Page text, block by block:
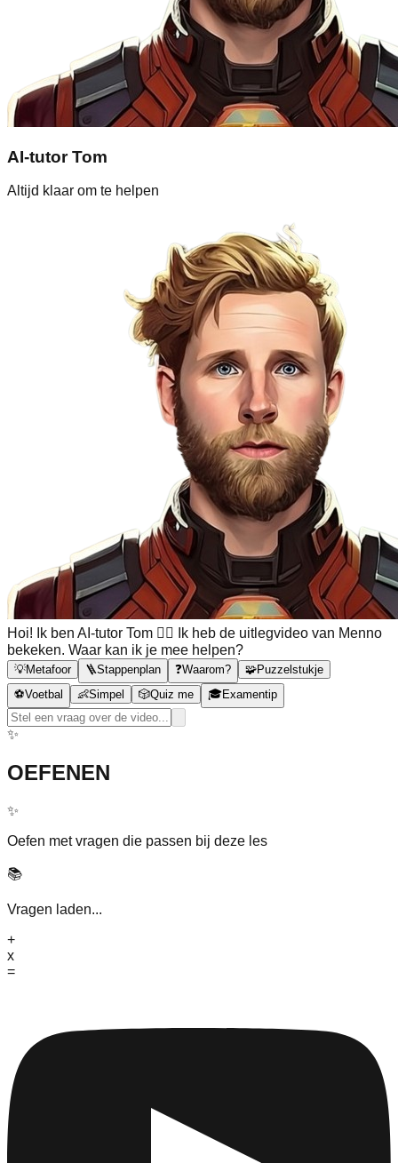
AI-tutor Tom
Altijd klaar om te helpen
Hoi! Ik ben AI-tutor Tom 🙋‍♂️ Ik heb de uitlegvideo van Menno
bekeken. Waar kan ik je mee helpen?
💡Metafoor 🪜Stappenplan ❓Waarom? 🧩Puzzelstukje
⚽Voetbal 👶Simpel 🎲Quiz me 🎓Examentip
✨
OEFENEN
✨
Oefen met vragen die passen bij deze les
📚
Vragen laden...
+
x
=